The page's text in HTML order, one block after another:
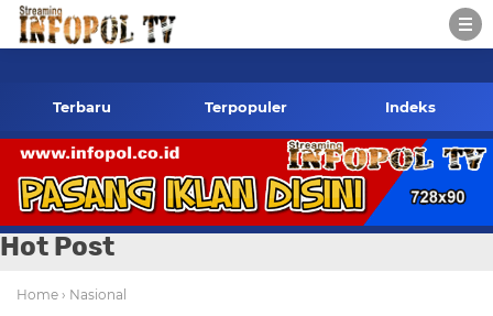
Kontak Redaksi- 085784424805 wa
Terbaru Terpopuler Indeks
Hot Post
Home › Nasional